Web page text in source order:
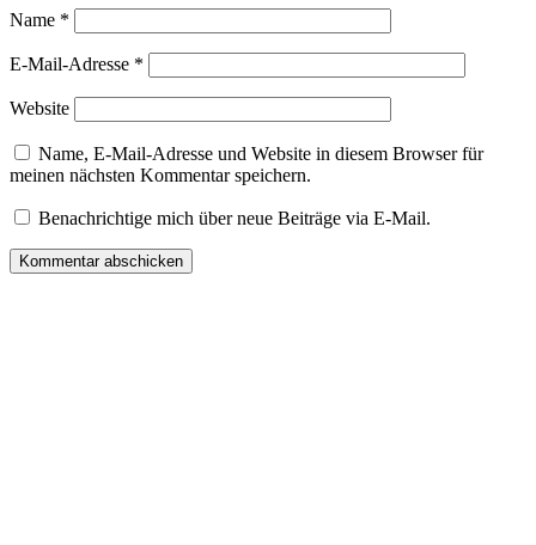
Name *
E-Mail-Adresse *
Website
Name, E-Mail-Adresse und Website in diesem Browser für
meinen nächsten Kommentar speichern.
Benachrichtige mich über neue Beiträge via E-Mail.